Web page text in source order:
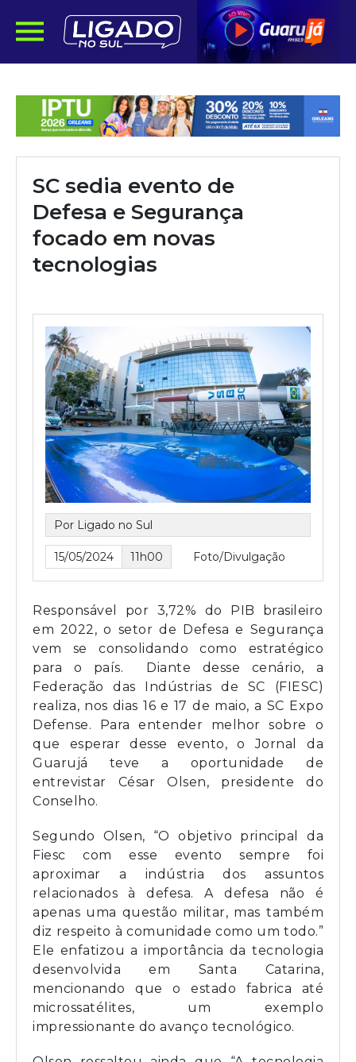
SC sedia evento de
Defesa e Segurança
focado em novas
tecnologias
Por Ligado no Sul
15/05/2024 11h00 Foto/Divulgação
Responsável por 3,72% do PIB brasileiro
em 2022, o setor de Defesa e Segurança
vem se consolidando como estratégico
para o país. Diante desse cenário, a
Federação das Indústrias de SC (FIESC)
realiza, nos dias 16 e 17 de maio, a SC Expo
Defense. Para entender melhor sobre o
que esperar desse evento, o Jornal da
Guarujá teve a oportunidade de
entrevistar César Olsen, presidente do
Conselho.
Segundo Olsen, “O objetivo principal da
Fiesc com esse evento sempre foi
aproximar a indústria dos assuntos
relacionados à defesa. A defesa não é
apenas uma questão militar, mas também
diz respeito à comunidade como um todo.”
Ele enfatizou a importância da tecnologia
desenvolvida em Santa Catarina,
mencionando que o estado fabrica até
microssatélites, um exemplo
impressionante do avanço tecnológico.